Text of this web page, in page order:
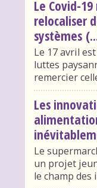
Le Covid-
relocaliser
systèmes
Le 17 avril
luttes
remercier
Les
Le
un projet
le champ